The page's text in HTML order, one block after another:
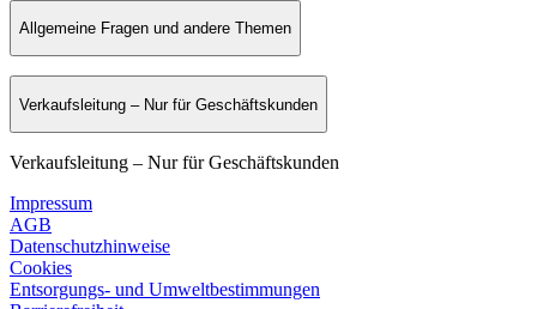
Allgemeine Fragen und andere Themen
Verkaufsleitung – Nur für Geschäftskunden
Verkaufsleitung – Nur für Geschäftskunden
Impressum
AGB
Datenschutzhinweise
Cookies
Entsorgungs- und Umweltbestimmungen